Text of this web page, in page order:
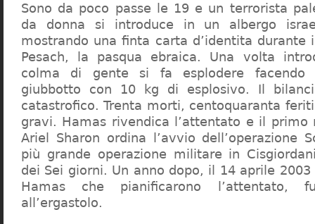
Sono da poco passe le 19 e un terrorista
da donna si introduce in un albergo
mostrando una finta carta d’identita durante
Pesach, la pasqua ebraica. Una volta
colma di gente si fa esplodere facendo
giubbotto con 10 kg di esplosivo. Il
catastrofico. Trenta morti, centoquaranta
gravi. Hamas rivendica l’attentato e il primo
Ariel Sharon ordina l’avvio dell’operazione
più grande operazione militare in
dei Sei giorni. Un anno dopo, il 14 aprile
Hamas che pianificarono l’attentato,
all’ergastolo.